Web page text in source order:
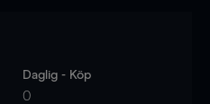
Daglig - Köp
0